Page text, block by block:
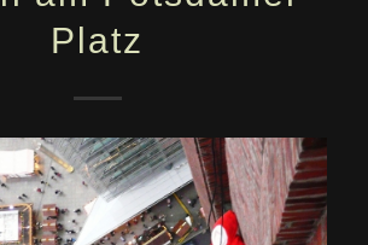
Platz